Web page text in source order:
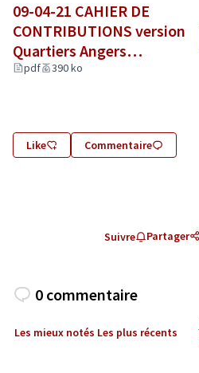
09-04-21 CAHIER DE
CONTRIBUTIONS version
Quartiers Angers
Monplaisir - Final (1).pdf
pdf 390 ko
Like Commentaire
Suivre Partager
0 commentaire
Les mieux notés Les plus récents